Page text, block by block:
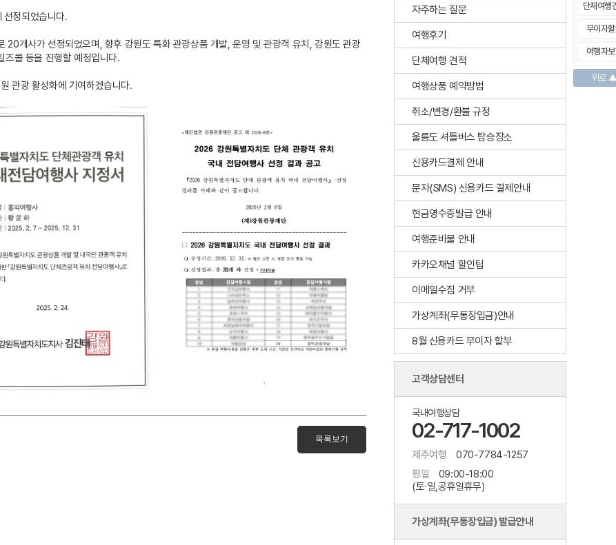
단체여행
무이자
여행자
위로
정되었습니다.
개사가 선정되었으며, 향후 강원도 특화 관광상품 개발, 운영 및 관광객 유치, 강원도 관광
즈콜 등을 진행할 예정입니다.
관광 활성화에 기여하겠습니다.
자주하는 질문
여행후기
단체여행 견적
여행상품 예약방법
취소/변경/환불 규정
울릉도 셔틀버스 탑승장소
신용카드결제 안내
문자(SMS) 신용카드 결제안내
현금영수증발급 안내
여행준비물 안내
카카오채널 할인팁
이메일수집 거부
가상계좌(무통장입금)안내
8월 신용카드 무이자 할부
고객상담센터
국내여행상담
02-717-1002
제주여행
070-7784-1257
평일
09:00-18:00
(토·일,공휴일휴무)
가상계좌(무통장입금) 발급안내